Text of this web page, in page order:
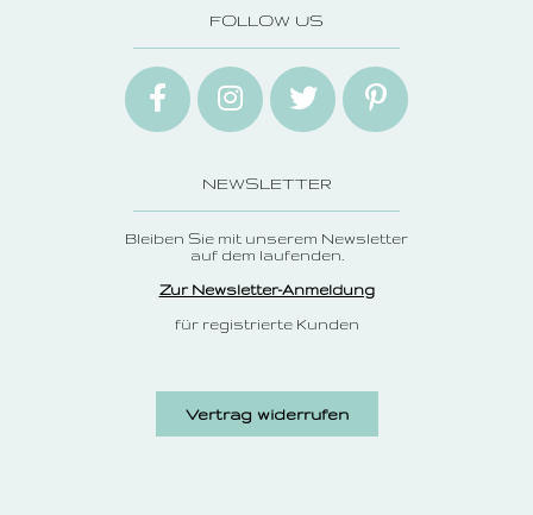
FOLLOW US
NEWSLETTER
Bleiben Sie mit unserem Newsletter
auf dem laufenden.
Zur Newsletter-Anmeldung
für registrierte Kunden
Vertrag widerrufen